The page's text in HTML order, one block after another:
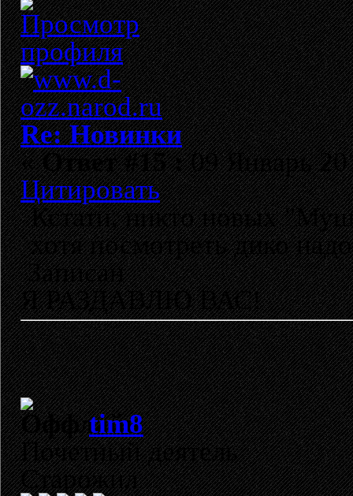
Re: Новинки
«Ответ #15 :09 Январь
Цитировать
Кстати, никто новых
хотя посмотреть дико
Записан
Я РАЗДАВЛЮ ВАС!
tim8
Почетный деятель
Старожил